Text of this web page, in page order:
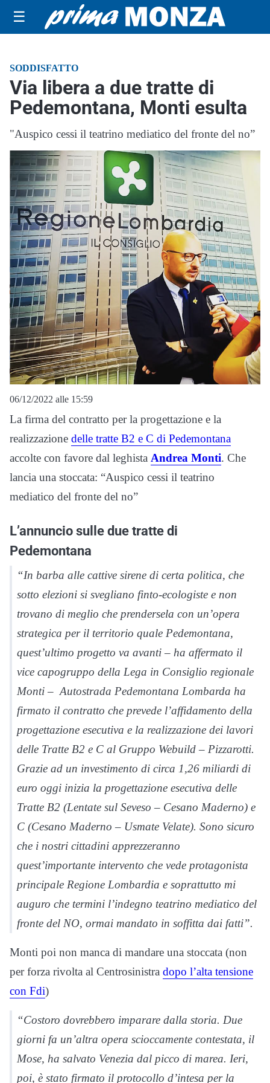
☰
SODDISFATTO
Via libera a due tratte di
Pedemontana, Monti esulta
"Auspico cessi il teatrino mediatico del fronte del no”
06/12/2022 alle 15:59
La firma del contratto per la progettazione e la
realizzazione delle tratte B2 e C di Pedemontana
accolte con favore dal leghista Andrea Monti. Che
lancia una stoccata: “Auspico cessi il teatrino
mediatico del fronte del no”
L’annuncio sulle due tratte di
Pedemontana
“In barba alle cattive sirene di certa politica, che
sotto elezioni si svegliano finto-ecologiste e non
trovano di meglio che prendersela con un’opera
strategica per il territorio quale Pedemontana,
quest’ultimo progetto va avanti – ha affermato il
vice capogruppo della Lega in Consiglio regionale
Monti – Autostrada Pedemontana Lombarda ha
firmato il contratto che prevede l’affidamento della
progettazione esecutiva e la realizzazione dei lavori
delle Tratte B2 e C al Gruppo Webuild – Pizzarotti.
Grazie ad un investimento di circa 1,26 miliardi di
euro oggi inizia la progettazione esecutiva delle
Tratte B2 (Lentate sul Seveso – Cesano Maderno) e
C (Cesano Maderno – Usmate Velate). Sono sicuro
che i nostri cittadini apprezzeranno
quest’importante intervento che vede protagonista
principale Regione Lombardia e soprattutto mi
auguro che termini l’indegno teatrino mediatico del
fronte del NO, ormai mandato in soffitta dai fatti”.
Monti poi non manca di mandare una stoccata (non
per forza rivolta al Centrosinistra dopo l’alta tensione
con Fdi)
“Costoro dovrebbero imparare dalla storia. Due
giorni fa un’altra opera scioccamente contestata, il
Mose, ha salvato Venezia dal picco di marea. Ieri,
poi, è stato firmato il protocollo d’intesa per la